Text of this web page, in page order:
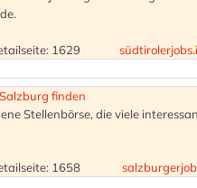
1629
finden
Stellenbörse, die viele
1658